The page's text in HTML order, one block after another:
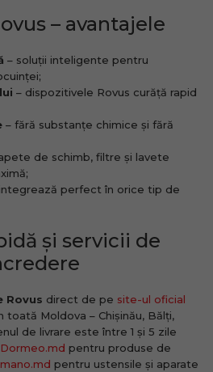
– avantajele
– soluții inteligente pentru
– dispozitivele Rovus curăță rapid
– fără substanțe chimice și fără
de schimb, filtre și lavete
perfect în orice tip de
și servicii de
Rovus direct de pe site-ul oficial
toată Moldova – Chișinău, Bălți,
de livrare este între 1 și 5 zile
Dormeo.md pentru produse de
pentru ustensile și aparate